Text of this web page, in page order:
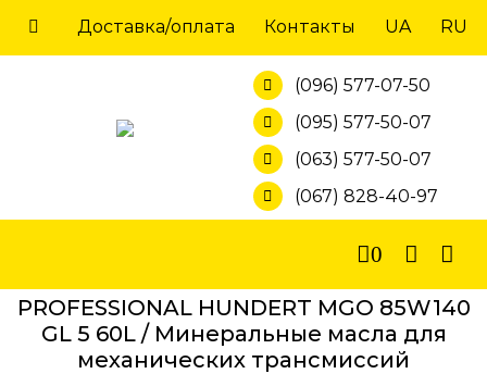
Доставка/оплата Контакты UA RU
(096) 577-07-50
(095) 577-50-07
(063) 577-50-07
(067) 828-40-97
0
PROFESSIONAL HUNDERT MGO 85W140
GL 5 60L / Минеральные масла для
механических трансмиссий